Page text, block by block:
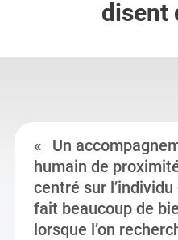
disent
Un
humain de
centré sur l’individu
fait beaucoup de
lorsque l’on